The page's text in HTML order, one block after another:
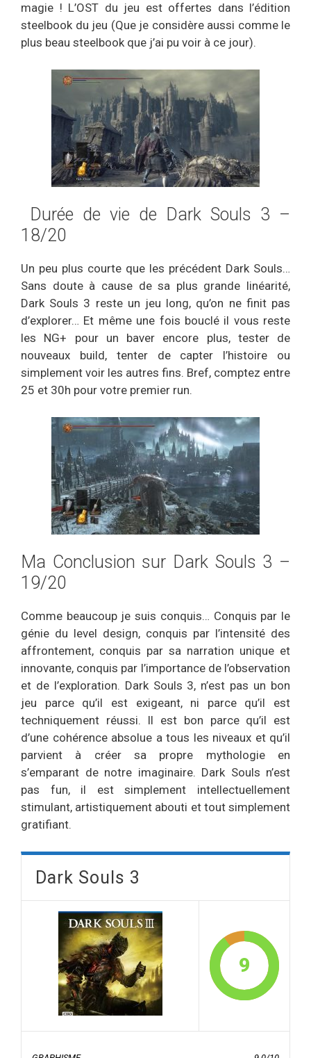
magie ! L’OST du jeu est offertes dans l’édition
steelbook du jeu (Que je considère aussi comme le
plus beau steelbook que j’ai pu voir à ce jour).
Durée de vie de Dark Souls 3 –
18/20
Un peu plus courte que les précédent Dark Souls…
Sans doute à cause de sa plus grande linéarité,
Dark Souls 3 reste un jeu long, qu’on ne finit pas
d’explorer… Et même une fois bouclé il vous reste
les NG+ pour un baver encore plus, tester de
nouveaux build, tenter de capter l’histoire ou
simplement voir les autres fins. Bref, comptez entre
25 et 30h pour votre premier run.
Ma Conclusion sur Dark Souls 3 –
19/20
Comme beaucoup je suis conquis… Conquis par le
génie du level design, conquis par l’intensité des
affrontement, conquis par sa narration unique et
innovante, conquis par l’importance de l’observation
et de l’exploration. Dark Souls 3, n’est pas un bon
jeu parce qu’il est exigeant, ni parce qu’il est
techniquement réussi. Il est bon parce qu’il est
d’une cohérence absolue a tous les niveaux et qu’il
parvient à créer sa propre mythologie en
s’emparant de notre imaginaire. Dark Souls n’est
pas fun, il est simplement intellectuellement
stimulant, artistiquement abouti et tout simplement
gratifiant.
Dark Souls 3
9